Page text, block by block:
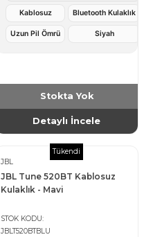
Kablosuz Bluetooth Kulaklık
Uzun Pil Ömrü Siyah
Stokta Yok
Detaylı İncele
Tükendi
JBL
JBL Tune 520BT Kablosuz
Kulaklık - Mavi
STOK KODU
JBLT520BTBLU